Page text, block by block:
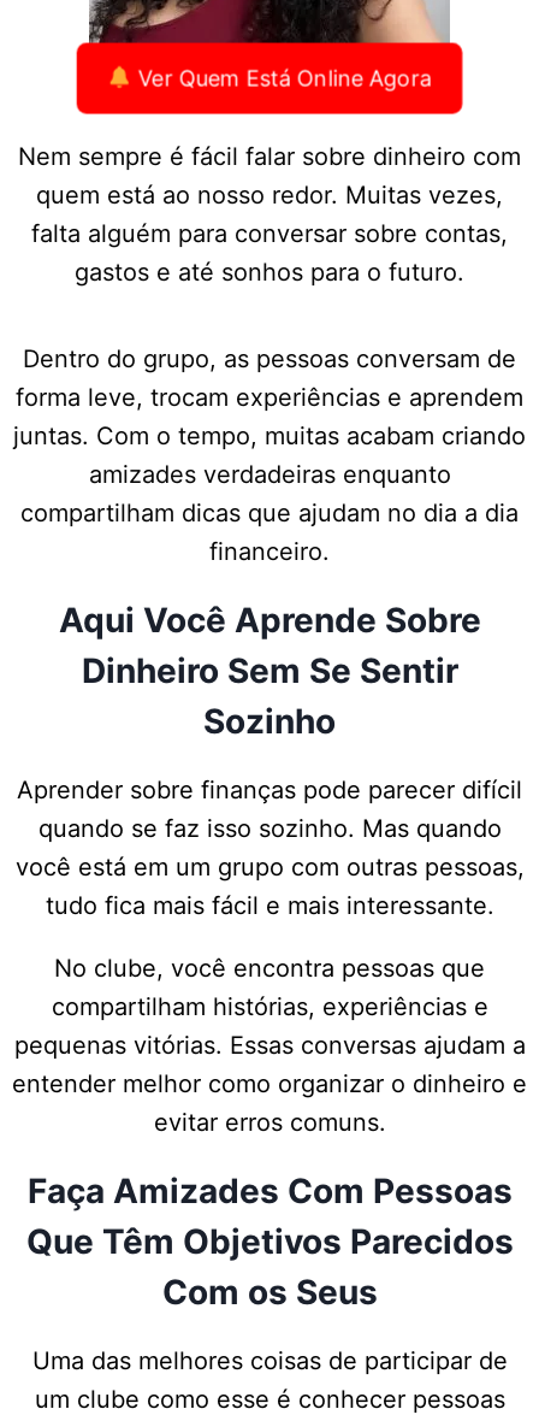
Ver Quem Está Online Agora
Nem sempre é fácil falar sobre dinheiro com
quem está ao nosso redor. Muitas vezes,
falta alguém para conversar sobre contas,
gastos e até sonhos para o futuro.
Dentro do grupo, as pessoas conversam de
forma leve, trocam experiências e aprendem
juntas. Com o tempo, muitas acabam criando
amizades verdadeiras enquanto
compartilham dicas que ajudam no dia a dia
financeiro.
Aqui Você Aprende Sobre
Dinheiro Sem Se Sentir
Sozinho
Aprender sobre finanças pode parecer difícil
quando se faz isso sozinho. Mas quando
você está em um grupo com outras pessoas,
tudo fica mais fácil e mais interessante.
No clube, você encontra pessoas que
compartilham histórias, experiências e
pequenas vitórias. Essas conversas ajudam a
entender melhor como organizar o dinheiro e
evitar erros comuns.
Faça Amizades Com Pessoas
Que Têm Objetivos Parecidos
Com os Seus
Uma das melhores coisas de participar de
um clube como esse é conhecer pessoas